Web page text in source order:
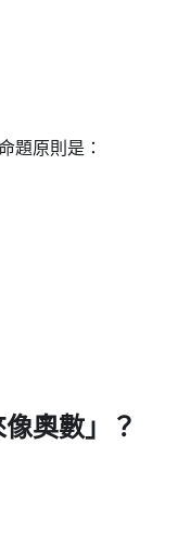
題原則是：
奧數」？